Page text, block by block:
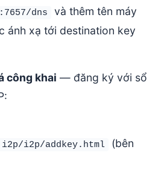
dns
và thêm tên máy
ánh xạ tới destination key
công khai — đăng ký với sổ
i2p/addkey.html
(bên